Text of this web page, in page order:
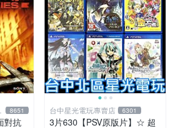
8651
對抗
台中星光電玩專賣店 6301
3片630【PSV原版片】☆ 超